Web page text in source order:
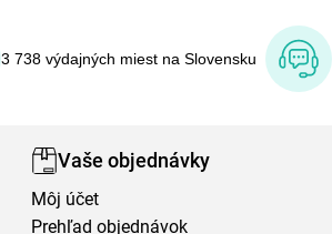
3 738 výdajných miest na Slovensku
Vaše objednávky
Môj účet
Prehľad objednávok